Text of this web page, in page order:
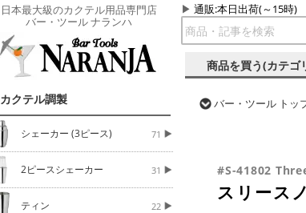
日本最大級のカクテル用品専門店
バー・ツール ナランハ
通販:本日出荷(～15時)
商品を買う(カテゴ
カクテル調製
シェーカー (3ピース) 71
2ピースシェーカー 31
ティン 22
バー・ツール トッ
#S-41802
スリース